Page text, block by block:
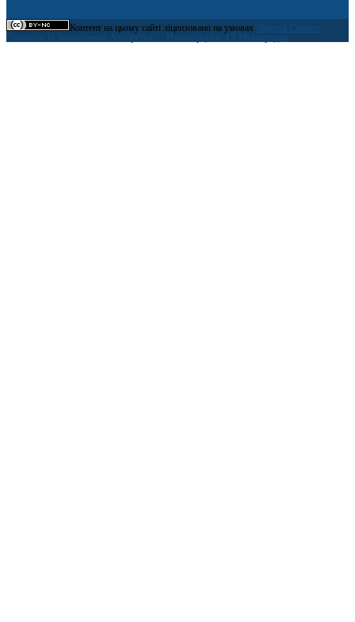
Контент на цьому сайті ліцензовано на умовах
Ліцензії Creative
Commons Із Зазначенням Авторства — Некомерційна 4.0 Міжнародна